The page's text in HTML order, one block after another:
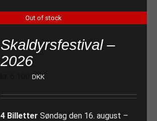
Out of stock
Skaldyrsfestival –
2026
DKK
4 Billetter Søndag den 16. august –